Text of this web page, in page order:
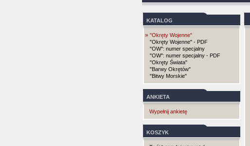
KATALOG
» "Okręty Wojenne"
"Okręty Wojenne" - PDF
"OW": numer specjalny
"OW": numer specjalny - PDF
"Okręty Świata"
"Barwy Okrętów"
"Bitwy Morskie"
ANKIETA
Wypełnij ankietę
KOSZYK